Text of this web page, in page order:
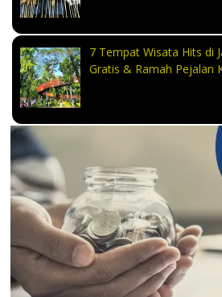
7 Tempat Wisata Hits di
Gratis & Ramah Pejalan